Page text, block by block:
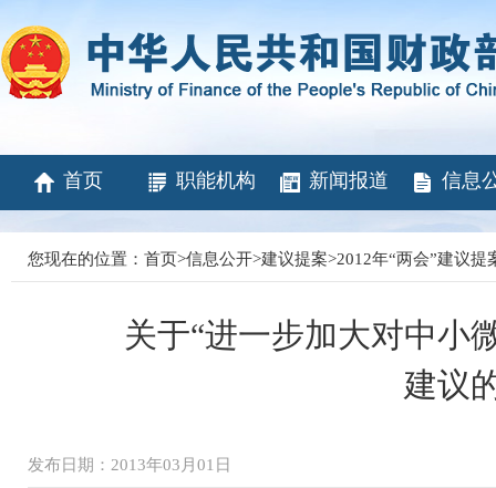
首页 职能机构 新闻报道 信息
您现在的位置： 首页>信息公开>建议提案>2012年“两会”建议提
关于“进一步加大对中小
建议
发布日期：2013年03月01日